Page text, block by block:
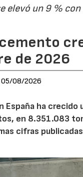
elevó un 9 %
de 2026
05/08/2026
España ha crecido
en 8.351.083
cifras